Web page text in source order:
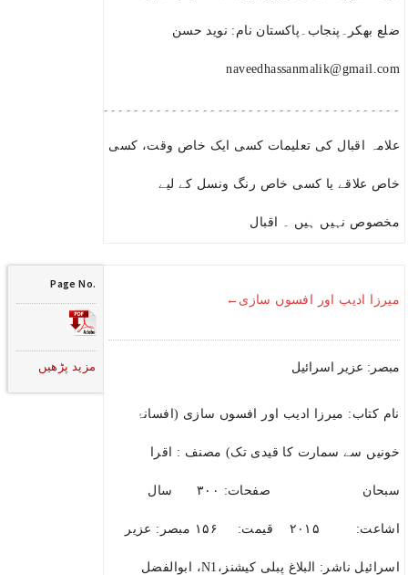
ضلع بھکر۔پنجاب۔پاکستان نام: نوید حسن
naveedhassanmalik@gmail.com
علامہ اقبال کی تعلیمات کسی ایک خاص وقت، کسی
خاص علاقے یا کسی خاص رنگ ونسل کے لیے
مخصوص نہیں ہیں ۔ اقبال
میرزا ادیب اور افسوں سازی←
مبصر: عزیر اسرائیل
نام کتاب: میرزا ادیب اور افسوں سازی (افسانۂ
خونیں سے سمارت کا قیدی تک) مصنف : اقرا
سبحان صفحات: ۳۰۰ سال
اشاعت: ۲۰۱۵ قیمت: ۱۵۶ مبصر: عزیر
اسرائیل ناشر: البلاغ پبلی کیشنز،N1، ابوالفضل
Page No.
مزید پڑھیں